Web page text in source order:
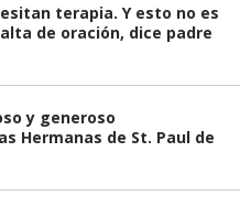
terapia. Y esto no es
de oración, dice padre
y generoso
Hermanas de St. Paul de